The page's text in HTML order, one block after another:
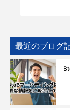
最近のブログ